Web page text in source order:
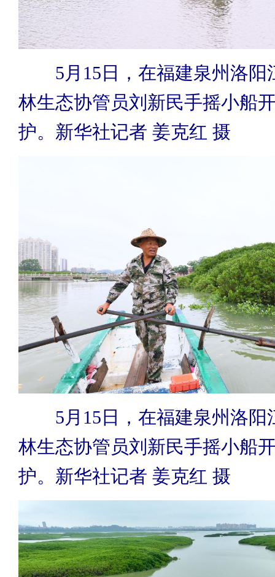
5月15日，在福建泉州洛阳
林生态协管员刘新民手摇小船
护。新华社记者 姜克红 摄
5月15日，在福建泉州洛阳
林生态协管员刘新民手摇小船
护。新华社记者 姜克红 摄